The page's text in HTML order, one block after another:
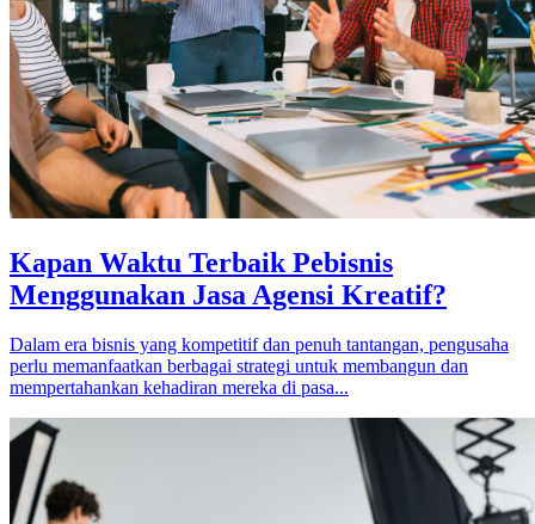
Kapan Waktu Terbaik Pebisnis
Menggunakan Jasa Agensi Kreatif?
Dalam era bisnis yang kompetitif dan penuh tantangan, pengusaha
perlu memanfaatkan berbagai strategi untuk membangun dan
mempertahankan kehadiran mereka di pasa...